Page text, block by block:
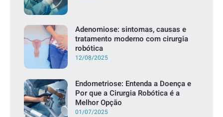
Adenomiose: sintomas, causas e
tratamento moderno com cirurgia
robótica
12/08/2025
Endometriose: Entenda a Doença e
Por que a Cirurgia Robótica é a
Melhor Opção
01/07/2025